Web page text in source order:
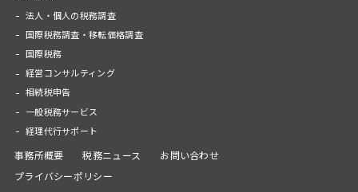
法人・個人の税務調査
国際税務調査・移転価格調査
国際税務
経営コンサルティング
相続税申告
一般税務サービス
経理代行サポート
事務所概要 税務ニュース
お問い合わせ
プライバシーポリシー